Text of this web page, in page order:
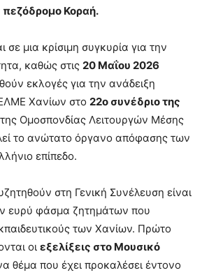
Κοραή.
σε μια κρίσιμη συγκυρία για την
καθώς στις 20 Μαΐου 2026
εκλογές για την ανάδειξη
Χανίων στο 22ο συνέδριο της
Ομοσπονδίας Λειτουργών Μέσης
το ανώτατο όργανο απόφασης των
επίπεδο.
στη Γενική Συνέλευση είναι
ευρύ φάσμα ζητημάτων που
των Χανίων. Πρώτο
οι εξελίξεις στο Μουσικό
θέμα που έχει προκαλέσει έντονο